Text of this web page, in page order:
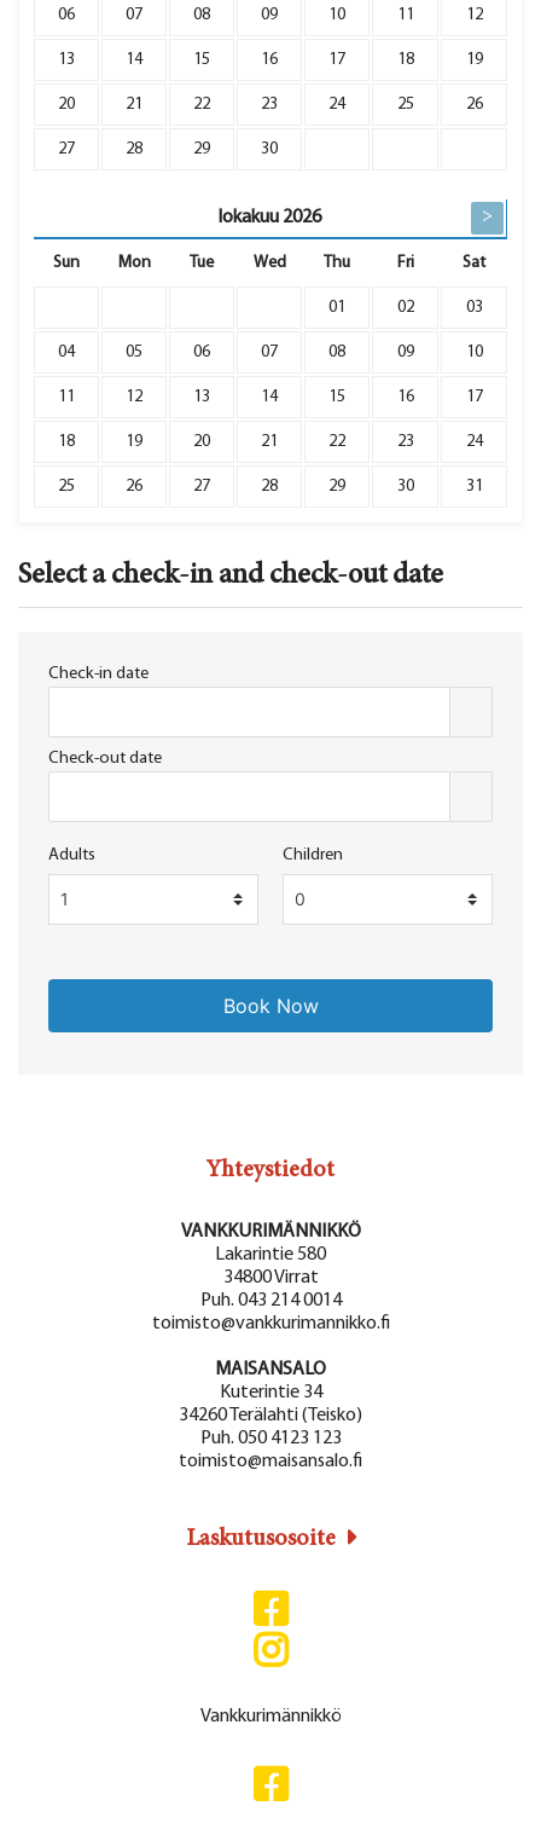
06 07 08 09 10 11 12
13 14 15 16 17 18 19
20 21 22 23 24 25 26
27 28 29 30
lokakuu 2026 >
Sun Mon Tue Wed Thu Fri Sat
01 02 03
04 05 06 07 08 09 10
11 12 13 14 15 16 17
18 19 20 21 22 23 24
25 26 27 28 29 30 31
Select a check-in and check-out date
Check-in date
Check-out date
Adults Children
Yhteystiedot
VANKKURIMÄNNIKKÖ
Lakarintie 580
34800 Virrat
Puh. 043 214 0014
toimisto@vankkurimannikko.fi
MAISANSALO
Kuterintie 34
34260 Terälahti (Teisko)
Puh. 050 4123 123
toimisto@maisansalo.fi
Laskutusosoite
Vankkurimännikkö